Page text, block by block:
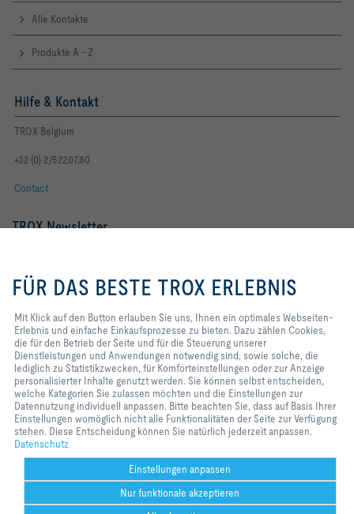
Alle Kontakte
Produkte A - Z
Hilfe & Kontakt
TROX Belgium
+32 (0) 2/522.07.80
Contact
TROX Newsletter
Newsletter footer form legal terms Jetzt abonnieren
Home Kontakt
Sie uns, Ihnen ein optimales
Webseiten-Erlebnis und einfache
zählen Cookies, die für den
Betrieb der Seite und für die
Steuerung unserer
Dienstleistungen und
Anwendungen notwendig sind,
sowie solche, die lediglich zu
Statistikzwecken, für
Komforteinstellungen oder zur
Anzeige personalisierter Inhalte
genutzt werden. Sie können selbst
Sie zulassen möchten und die
Einstellungen zur Datennutzung
individuell anpassen. Bitte
beachten Sie, dass auf Basis Ihrer
Einstellungen womöglich nicht alle
FÜR DAS BESTE TROX ERLEBNIS
Mit Klick auf den Button erlauben Sie uns, Ihnen ein optimales Webseiten-
Erlebnis und einfache Einkaufsprozesse zu bieten. Dazu zählen Cookies,
die für den Betrieb der Seite und für die Steuerung unserer
Dienstleistungen und Anwendungen notwendig sind, sowie solche, die
lediglich zu Statistikzwecken, für Komforteinstellungen oder zur Anzeige
personalisierter Inhalte genutzt werden. Sie können selbst entscheiden,
welche Kategorien Sie zulassen möchten und die Einstellungen zur
Datennutzung individuell anpassen. Bitte beachten Sie, dass auf Basis Ihrer
Einstellungen womöglich nicht alle Funktionalitäten der Seite zur Verfügung
stehen. Diese Entscheidung können Sie natürlich jederzeit anpassen.
Datenschutz
Einstellungen anpassen
Nur funktionale akzeptieren